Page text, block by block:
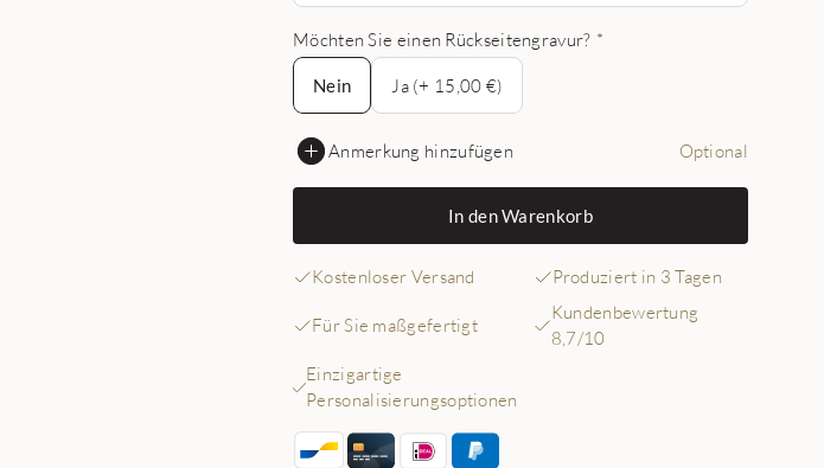
Möchten Sie einen Rückseitengravur? *
Nein
Nein
Ja (+ 15,00 €)
Anmerkung hinzufügen Optional
In den Warenkorb
Kostenloser Versand Produziert in 3 Tagen
Für Sie maßgefertigt
Kundenbewertung
8,7/10
Einzigartige
Personalisierungsoptionen